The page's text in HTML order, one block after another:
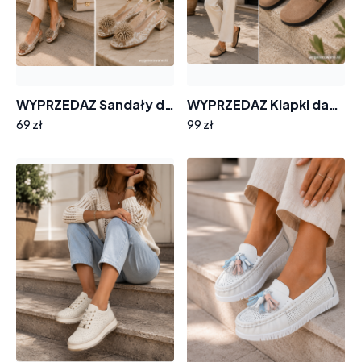
WYPRZEDAZ Sandały damskie GOODIN GD-FL26405 skóra ażurek obcas pompon
69 zł
WYPRZEDAZ Klapki damskie barefoot GOODIN SW-2662 skóra zamsz miękkie wygodne
99 zł